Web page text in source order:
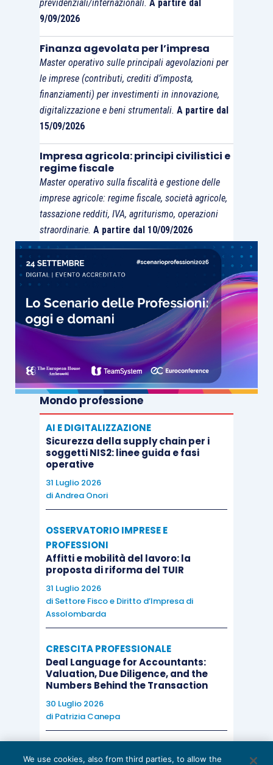
previdenziali/internazionali. A partire dal
9/09/2026
Finanza agevolata per l’impresa
Master operativo sulle principali agevolazioni per
le imprese (contributi, crediti d’imposta,
finanziamenti) per investimenti in innovazione,
digitalizzazione e beni strumentali. A partire dal
15/09/2026
Impresa agricola: principi civilistici e
regime fiscale
Master operativo sulla fiscalità e gestione delle
imprese agricole: regime fiscale, società agricole,
tassazione redditi, IVA, agriturismo, operazioni
straordinarie. A partire dal 10/09/2026
Mondo professione
AI E DIGITALIZZAZIONE
Sicurezza della supply chain per i
soggetti NIS2: linee guida e fasi
operative
31 Luglio 2026
diAndrea Onori
OSSERVATORIO IMPRESE E
PROFESSIONI
Affitti e mobilità del lavoro: la
proposta di riforma del TUIR
31 Luglio 2026
di Settore Fisco e Diritto d’Impresa di
Assolombarda
CRESCITA PROFESSIONALE
Deal Language for Accountants:
Valuation, Due Diligence, and the
Numbers Behind the Transaction
30 Luglio 2026
di Patrizia Canepa
We use cookies, also from third parties, to allow the